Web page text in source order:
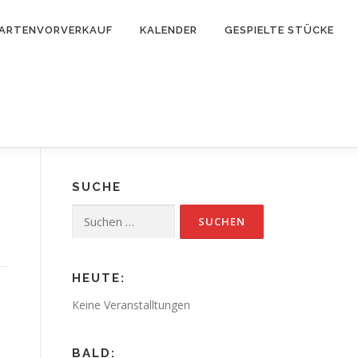
KALENDER GESPIELTE STÜCKE
SUCHE
nach:
HEUTE:
Keine Veranstalltungen
BALD: